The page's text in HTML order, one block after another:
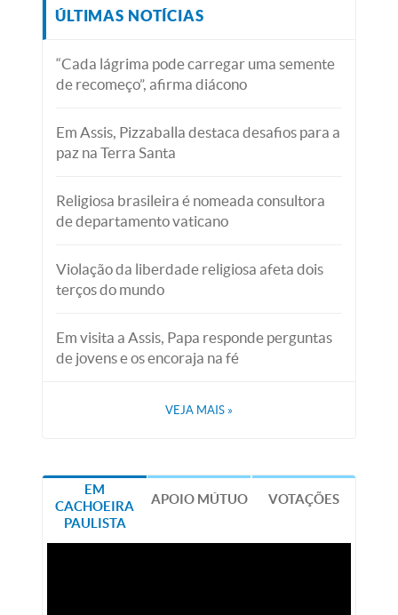
ÚLTIMAS NOTÍCIAS
“Cada lágrima pode carregar uma semente
de recomeço”, afirma diácono
Em Assis, Pizzaballa destaca desafios para a
paz na Terra Santa
Religiosa brasileira é nomeada consultora
de departamento vaticano
Violação da liberdade religiosa afeta dois
terços do mundo
Em visita a Assis, Papa responde perguntas
de jovens e os encoraja na fé
VEJA MAIS »
EM
CACHOEIRA
PAULISTA
APOIO MÚTUO VOTAÇÕES